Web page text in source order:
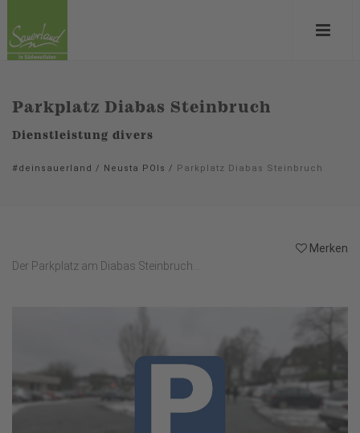
Parkplatz Diabas Steinbruch
Dienstleistung divers
#deinsauerland / Neusta POIs / Parkplatz Diabas Steinbruch
Merken
Der Parkplatz am Diabas Steinbruch...